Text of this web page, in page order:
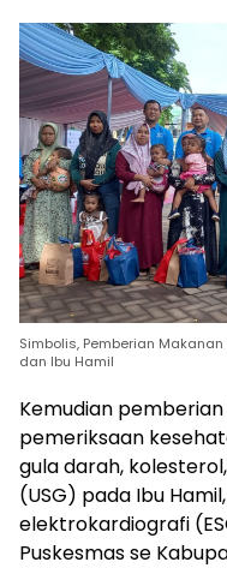
Simbolis, Pemberian
dan Ibu Hamil
Kemudian
pemeriksaan
gula darah,
(USG) pada Ibu
elektrokardiografi
Puskesmas se